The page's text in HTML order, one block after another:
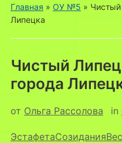
Главная » ОУ №5 »
Липецка
Чистый
города
от Ольга Рассолова in